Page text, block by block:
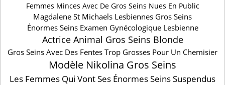
Femmes Minces Avec De Gros Seins Nues En Public
Magdalene St Michaels Lesbiennes Gros Seins
Énormes Seins Examen Gynécologique Lesbienne
Actrice Animal Gros Seins Blonde
Gros Seins Avec Des Fentes Trop Grosses Pour Un Chemisier
Modèle Nikolina Gros Seins
Les Femmes Qui Vont Ses Énormes Seins Suspendus